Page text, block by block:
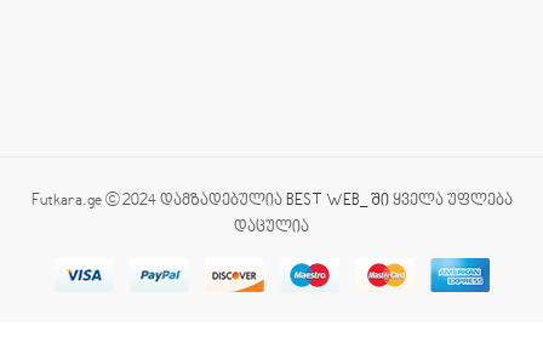
Futkara.ge © 2024 დამზადებულია BEST WEB_ შიყველა უფლება
დაცულია